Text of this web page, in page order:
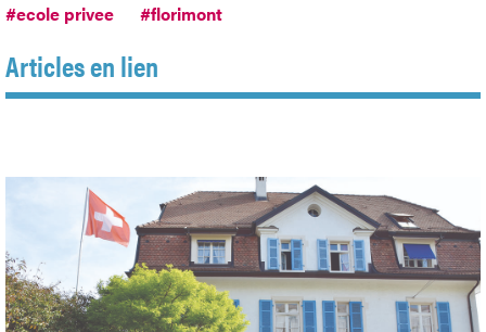
#ecole privee
#florimont
Articles en lien